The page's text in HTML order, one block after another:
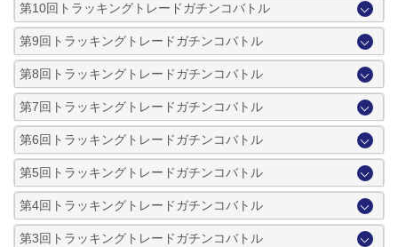
第10回トラッキングトレードガチンコバトル
第9回トラッキングトレードガチンコバトル
第8回トラッキングトレードガチンコバトル
第7回トラッキングトレードガチンコバトル
第6回トラッキングトレードガチンコバトル
第5回トラッキングトレードガチンコバトル
第4回トラッキングトレードガチンコバトル
第3回トラッキングトレードガチンコバトル